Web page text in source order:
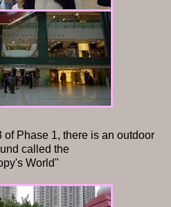
Phase 1, there is an outdoor
called the
World"